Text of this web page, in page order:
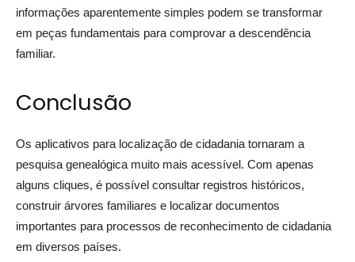
informações aparentemente simples podem se transformar
em peças fundamentais para comprovar a descendência
familiar.
Conclusão
Os aplicativos para localização de cidadania tornaram a
pesquisa genealógica muito mais acessível. Com apenas
alguns cliques, é possível consultar registros históricos,
construir árvores familiares e localizar documentos
importantes para processos de reconhecimento de cidadania
em diversos países.